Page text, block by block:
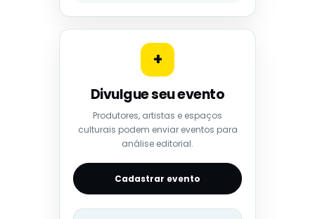
+
Divulgue seu evento
Produtores, artistas e espaços
culturais podem enviar eventos para
análise editorial.
Cadastrar evento